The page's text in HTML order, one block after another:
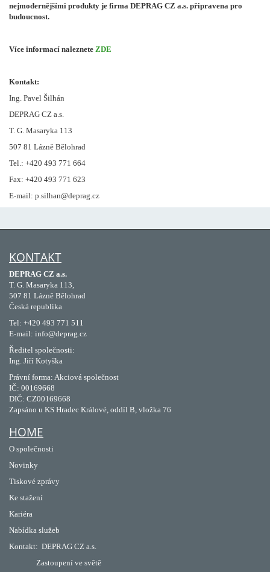
nejmodernějšími produkty je firma DEPRAG CZ a.s. připravena pro
budoucnost.
Více informací naleznete ZDE
Kontakt:
Ing. Pavel Šilhán
DEPRAG CZ a.s.
T. G. Masaryka 113
507 81 Lázně Bělohrad
Tel.: +420 493 771 664
Fax: +420 493 771 623
E-mail: p.silhan@deprag.cz
KONTAKT
DEPRAG CZ a.s.
T. G. Masaryka 113,
507 81 Lázně Bělohrad
Česká republika
Tel: +420 493 771 511
E-mail: info@deprag.cz
Ředitel společnosti:
Ing. Jiří Kotyška
Právní forma: Akciová společnost
IČ: 00169668
DIČ: CZ00169668
Zapsáno u KS Hradec Králové, oddíl B, vložka 76
HOME
O společnosti
Novinky
Tiskové zprávy
Ke stažení
Kariéra
Nabídka služeb
Kontakt: DEPRAG CZ a.s.
Zastoupení ve světě